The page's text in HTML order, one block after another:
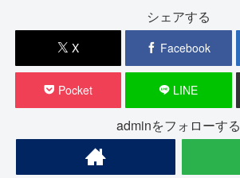
シェアする
X Facebook
Pocket LINE
adminをフォローする